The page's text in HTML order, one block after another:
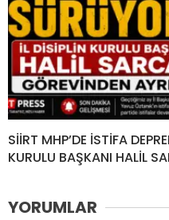
SİİRT MHP’DE İSTİFA
KURULU BAŞKANI HALİL
YORUMLAR